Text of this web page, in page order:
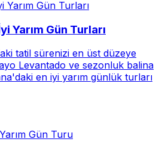
Yarım Gün Turları
tatil sürenizi en üst düzeye
Levantado ve sezonluk balina
en iyi yarım günlük turları